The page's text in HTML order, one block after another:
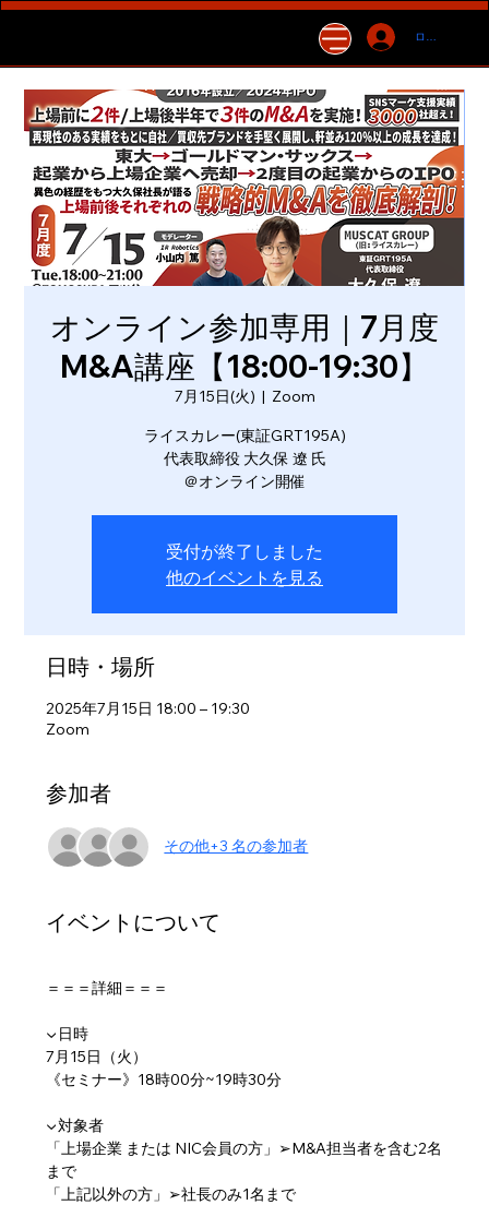
ログイン
オンライン参加専用｜7月度
M&A講座【18:00-19:30】
7月15日(火)
  |
Zoom
ライスカレー(東証GRT195A)
代表取締役 大久保 遼 氏
＠オンライン開催
受付が終了しました
他のイベントを見る
日時・場所
2025年7月15日 18:00 – 19:30
Zoom
参加者
その他+3 名の参加者
イベントについて
＝＝＝詳細＝＝＝
▼日時
7月15日（火）
《セミナー》18時00分~19時30分
▼対象者
「上場企業 または NIC会員の方」➢M&A担当者を含む2名
まで
「上記以外の方」➢社長のみ1名まで